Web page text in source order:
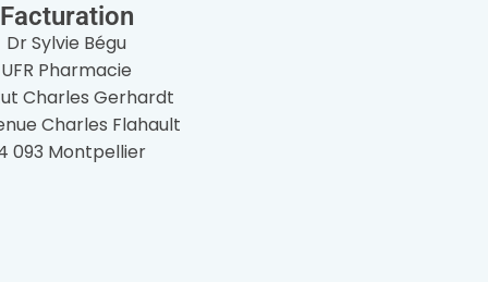
Facturation
Dr Sylvie Bégu
UFR Pharmacie
Charles Gerhardt
Charles Flahault
093 Montpellier